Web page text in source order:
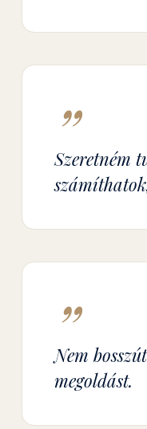
”
Szeretném
”
Nem
megoldást.